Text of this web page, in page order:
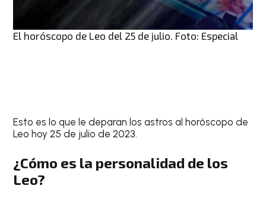
El horóscopo de Leo del 25 de julio. Foto: Especial
Esto es lo que le deparan los astros alhoróscopo de
Leo hoy 25 de julio de 2023.
¿Cómo es la personalidad de los
Leo?